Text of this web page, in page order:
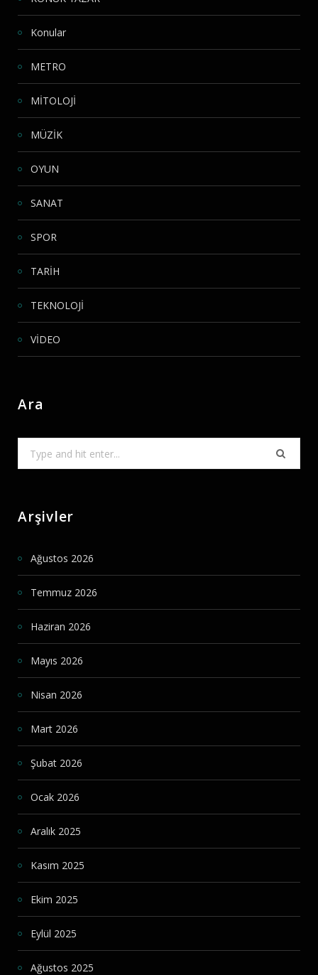
Konular
METRO
MİTOLOJİ
MÜZİK
OYUN
SANAT
SPOR
TARİH
TEKNOLOJİ
VİDEO
Ara
Arşivler
Ağustos 2026
Temmuz 2026
Haziran 2026
Mayıs 2026
Nisan 2026
Mart 2026
Şubat 2026
Ocak 2026
Aralık 2025
Kasım 2025
Ekim 2025
Eylül 2025
Ağustos 2025